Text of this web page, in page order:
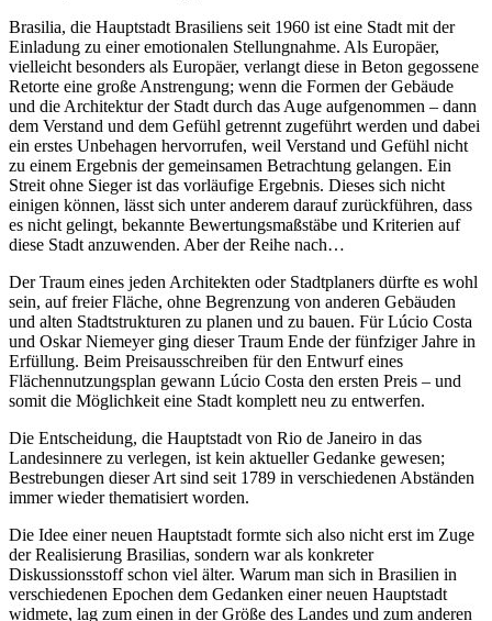
Brasilia, die Hauptstadt Brasiliens seit 1960 ist eine Stadt mit der
Einladung zu einer emotionalen Stellungnahme. Als Europäer,
vielleicht besonders als Europäer, verlangt diese in Beton gegossene
Retorte eine große Anstrengung; wenn die Formen der Gebäude
und die Architektur der Stadt durch das Auge aufgenommen – dann
dem Verstand und dem Gefühl getrennt zugeführt werden und dabei
ein erstes Unbehagen hervorrufen, weil Verstand und Gefühl nicht
zu einem Ergebnis der gemeinsamen Betrachtung gelangen. Ein
Streit ohne Sieger ist das vorläufige Ergebnis. Dieses sich nicht
einigen können, lässt sich unter anderem darauf zurückführen, dass
es nicht gelingt, bekannte Bewertungsmaßstäbe und Kriterien auf
diese Stadt anzuwenden. Aber der Reihe nach…
Der Traum eines jeden Architekten oder Stadtplaners dürfte es wohl
sein, auf freier Fläche, ohne Begrenzung von anderen Gebäuden
und alten Stadtstrukturen zu planen und zu bauen. Für Lúcio Costa
und Oskar Niemeyer ging dieser Traum Ende der fünfziger Jahre in
Erfüllung. Beim Preisausschreiben für den Entwurf eines
Flächennutzungsplan gewann Lúcio Costa den ersten Preis – und
somit die Möglichkeit eine Stadt komplett neu zu entwerfen.
Die Entscheidung, die Hauptstadt von Rio de Janeiro in das
Landesinnere zu verlegen, ist kein aktueller Gedanke gewesen;
Bestrebungen dieser Art sind seit 1789 in verschiedenen Abständen
immer wieder thematisiert worden.
Die Idee einer neuen Hauptstadt formte sich also nicht erst im Zuge
der Realisierung Brasilias, sondern war als konkreter
Diskussionsstoff schon viel älter. Warum man sich in Brasilien in
verschiedenen Epochen dem Gedanken einer neuen Hauptstadt
widmete, lag zum einen in der Größe des Landes und zum anderen